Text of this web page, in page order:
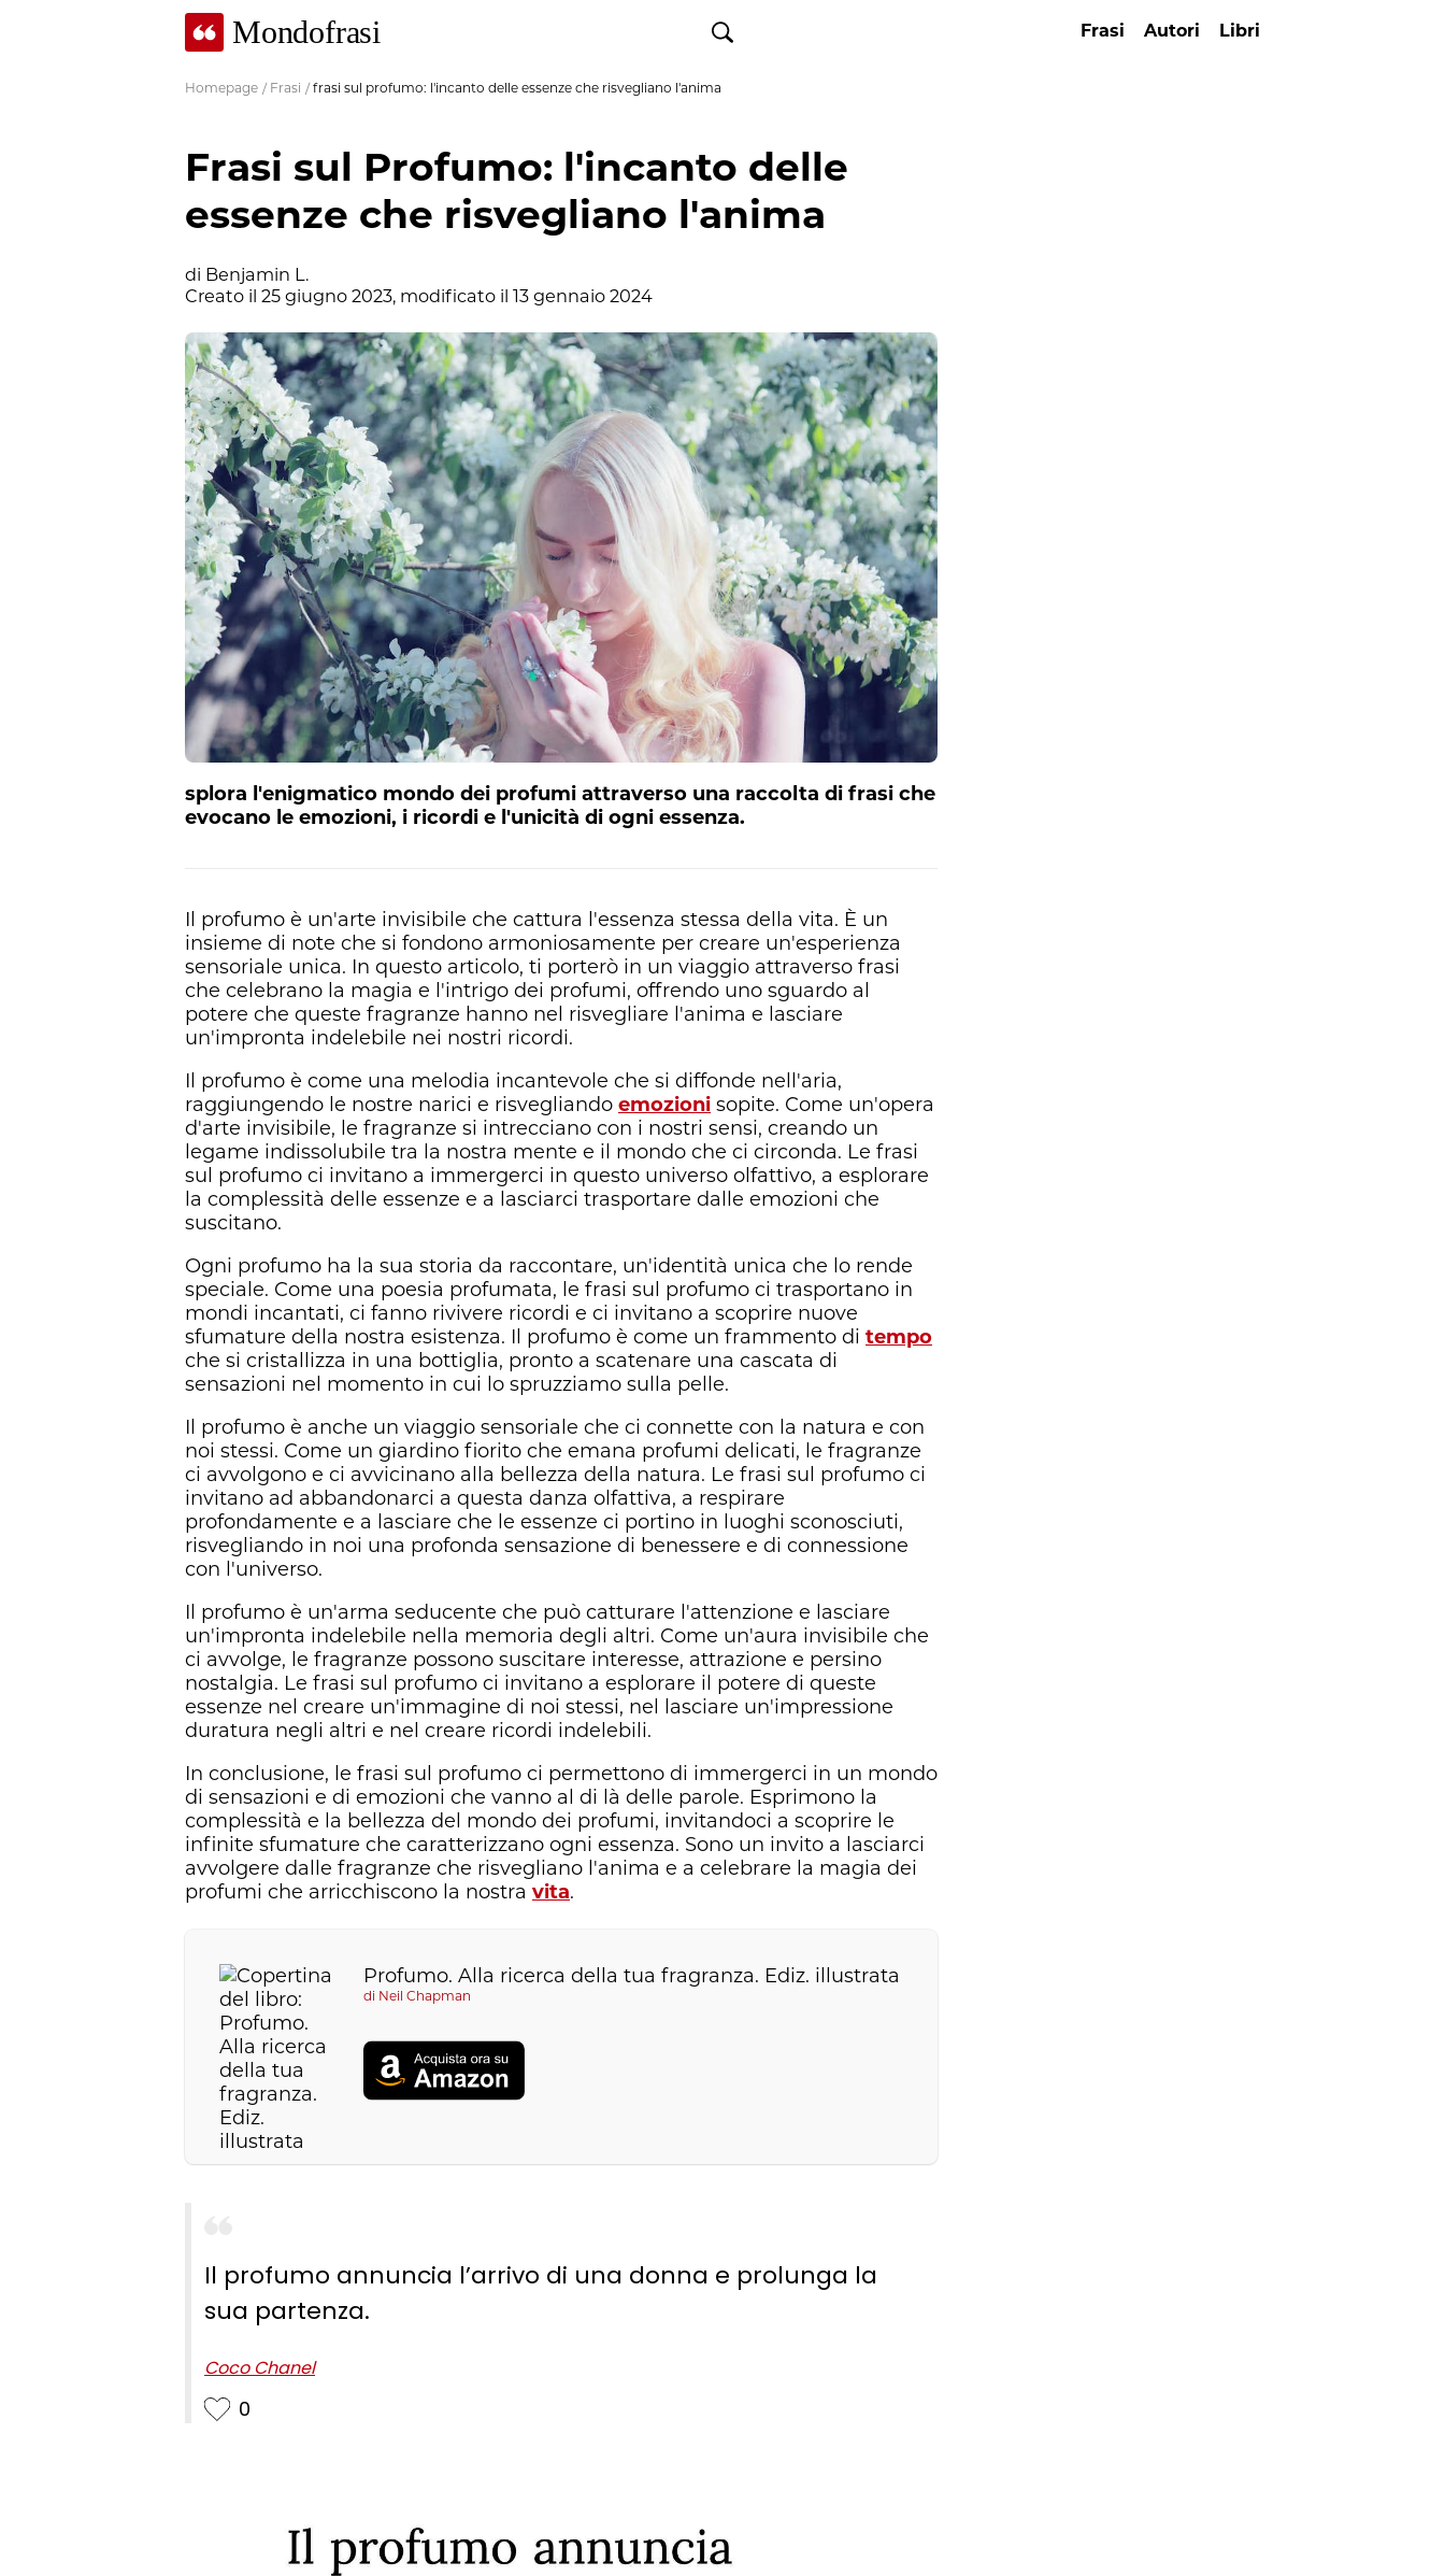
Mondofrasi Frasi Autori Libri
Homepage / Frasi / frasi sul profumo: l'incanto delle essenze che risvegliano l'anima
Frasi sul Profumo: l'incanto delle
essenze che risvegliano l'anima
di Benjamin L.
Creato il 25 giugno 2023, modificato il 13 gennaio 2024
splora l'enigmatico mondo dei profumi attraverso una raccolta di frasi che
evocano le emozioni, i ricordi e l'unicità di ogni essenza.
Il profumo è un'arte invisibile che cattura l'essenza stessa della vita. È un
insieme di note che si fondono armoniosamente per creare un'esperienza
sensoriale unica. In questo articolo, ti porterò in un viaggio attraverso frasi
che celebrano la magia e l'intrigo dei profumi, offrendo uno sguardo al
potere che queste fragranze hanno nel risvegliare l'anima e lasciare
un'impronta indelebile nei nostri ricordi.
Il profumo è come una melodia incantevole che si diffonde nell'aria,
raggiungendo le nostre narici e risvegliando emozioni sopite. Come un'opera
d'arte invisibile, le fragranze si intrecciano con i nostri sensi, creando un
legame indissolubile tra la nostra mente e il mondo che ci circonda. Le frasi
sul profumo ci invitano a immergerci in questo universo olfattivo, a esplorare
la complessità delle essenze e a lasciarci trasportare dalle emozioni che
suscitano.
Ogni profumo ha la sua storia da raccontare, un'identità unica che lo rende
speciale. Come una poesia profumata, le frasi sul profumo ci trasportano in
mondi incantati, ci fanno rivivere ricordi e ci invitano a scoprire nuove
sfumature della nostra esistenza. Il profumo è come un frammento di tempo
che si cristallizza in una bottiglia, pronto a scatenare una cascata di
sensazioni nel momento in cui lo spruzziamo sulla pelle.
Il profumo è anche un viaggio sensoriale che ci connette con la natura e con
noi stessi. Come un giardino fiorito che emana profumi delicati, le fragranze
ci avvolgono e ci avvicinano alla bellezza della natura. Le frasi sul profumo ci
invitano ad abbandonarci a questa danza olfattiva, a respirare
profondamente e a lasciare che le essenze ci portino in luoghi sconosciuti,
risvegliando in noi una profonda sensazione di benessere e di connessione
con l'universo.
Il profumo è un'arma seducente che può catturare l'attenzione e lasciare
un'impronta indelebile nella memoria degli altri. Come un'aura invisibile che
ci avvolge, le fragranze possono suscitare interesse, attrazione e persino
nostalgia. Le frasi sul profumo ci invitano a esplorare il potere di queste
essenze nel creare un'immagine di noi stessi, nel lasciare un'impressione
duratura negli altri e nel creare ricordi indelebili.
In conclusione, le frasi sul profumo ci permettono di immergerci in un mondo
di sensazioni e di emozioni che vanno al di là delle parole. Esprimono la
complessità e la bellezza del mondo dei profumi, invitandoci a scoprire le
infinite sfumature che caratterizzano ogni essenza. Sono un invito a lasciarci
avvolgere dalle fragranze che risvegliano l'anima e a celebrare la magia dei
profumi che arricchiscono la nostra vita.
Profumo. Alla ricerca della tua fragranza. Ediz. illustrata
di Neil Chapman
Il profumo annuncia l’arrivo di una donna e prolunga la
sua partenza.
Coco Chanel
0